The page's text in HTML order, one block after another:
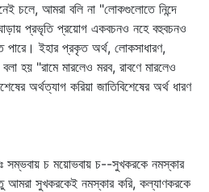
চলে, আমরা বলি না "লোকগুলোতে নিন্দে
প্রভৃতি প্রয়োগ একবচনও নহে বহুবচনও
পারে। ইহার প্রকৃত অর্থ, লোকসাধারণ,
হয় "রামে মারলেও মরব, রাবণে মারলেও
অর্থত্যাগ করিয়া জাতিবিশেষের অর্থ ধারণ
সম্ভবায় চ ময়োভবায় চ--সুখকরকে নমস্কার
আমরা সুখকরকেই নমস্কার করি, কল্যাণকরকে